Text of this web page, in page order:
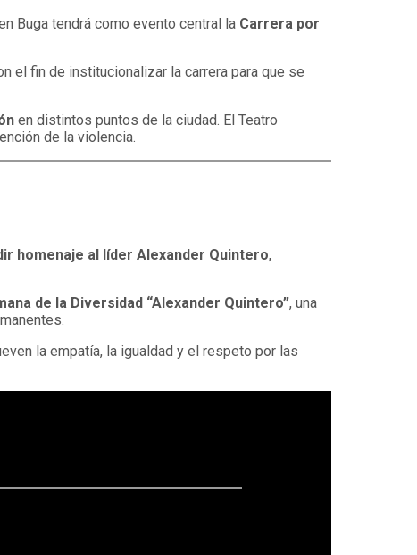
Buga tendrá como evento central la Carrera por
el fin de institucionalizar la carrera para que se
en distintos puntos de la ciudad. El Teatro
de la violencia.
homenaje al líder Alexander Quintero,
de la Diversidad “Alexander Quintero”, una
la empatía, la igualdad y el respeto por las